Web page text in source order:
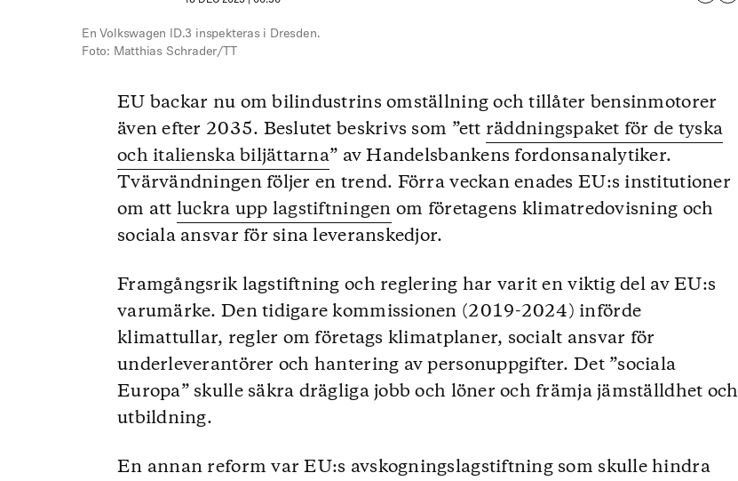
En Volkswagen ID.3 inspekteras i Dresden.
Foto: Matthias Schrader/TT
EU backar nu om bilindustrins omställning och tillåter bensinmotorer
även efter 2035. Beslutet beskrivs som ”ett räddningspaket för de tyska
och italienska biljättarna” av Handelsbankens fordonsanalytiker.
Tvärvändningen följer en trend. Förra veckan enades EU:s institutioner
om att luckra upp lagstiftningen om företagens klimatredovisning och
sociala ansvar för sina leveranskedjor.
Framgångsrik lagstiftning och reglering har varit en viktig del av EU:s
varumärke. Den tidigare kommissionen (2019-2024) införde
klimattullar, regler om företags klimatplaner, socialt ansvar för
underleverantörer och hantering av personuppgifter. Det ”sociala
Europa” skulle säkra drägliga jobb och löner och främja jämställdhet och
utbildning.
En annan reform var EU:s avskogningslagstiftning som skulle hindra